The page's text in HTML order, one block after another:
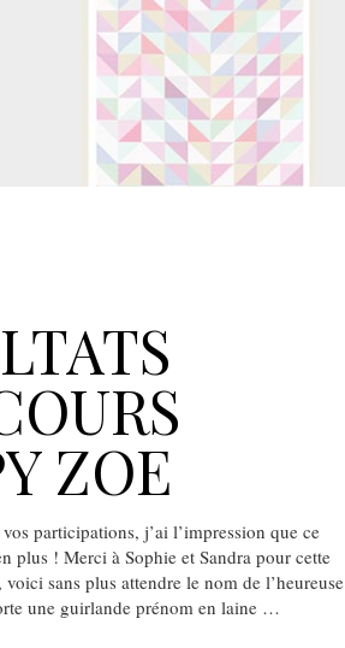
ZOE
participations, j’ai l’impression que ce
plus ! Merci à Sophie et Sandra pour cette
sans plus attendre le nom de l’heureuse
une guirlande prénom en laine …